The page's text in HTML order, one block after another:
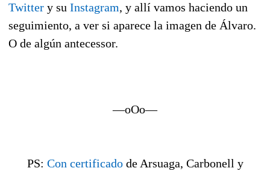
Twitter y su Instagram, y allí vamos haciendo un
seguimiento, a ver si aparece la imagen de Álvaro.
O de algún antecessor.
—oOo—
PS: Con certificadode Arsuaga, Carbonell y